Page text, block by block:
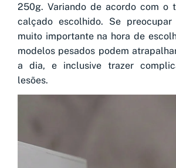
250g. Variando de acordo com o
calçado escolhido. Se
muito importante na hora de
modelos pesados podem
a dia, e inclusive trazer
lesões.